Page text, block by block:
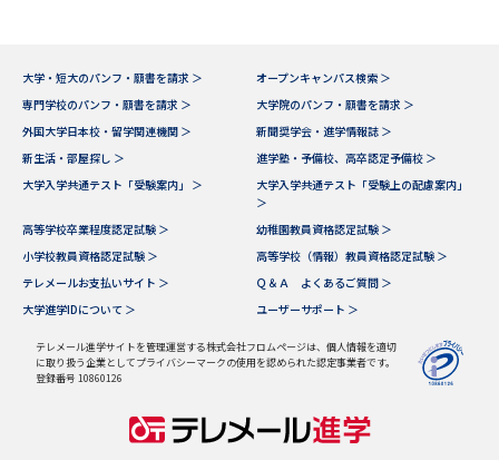
大学・短大のパンフ・願書を請求 ＞
オープンキャンパス検索 ＞
専門学校のパンフ・願書を請求 ＞
大学院のパンフ・願書を請求 ＞
外国大学日本校・留学関連機関 ＞
新聞奨学会・進学情報誌 ＞
新生活・部屋探し ＞
進学塾・予備校、高卒認定予備校 ＞
大学入学共通テスト「受験案内」 ＞
大学入学共通テスト「受験上の配慮案内」
＞
高等学校卒業程度認定試験 ＞
幼稚園教員資格認定試験 ＞
小学校教員資格認定試験 ＞
高等学校（情報）教員資格認定試験 ＞
テレメールお支払いサイト ＞
Ｑ＆Ａ よくあるご質問 ＞
大学進学IDについて ＞
ユーザーサポート ＞
テレメール進学サイトを管理運営する株式会社フロムページは、個人情報を適切
に取り扱う企業としてプライバシーマークの使用を認められた認定事業者です。
登録番号 10860126